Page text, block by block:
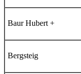
Baur Hubert +
Bergsteig